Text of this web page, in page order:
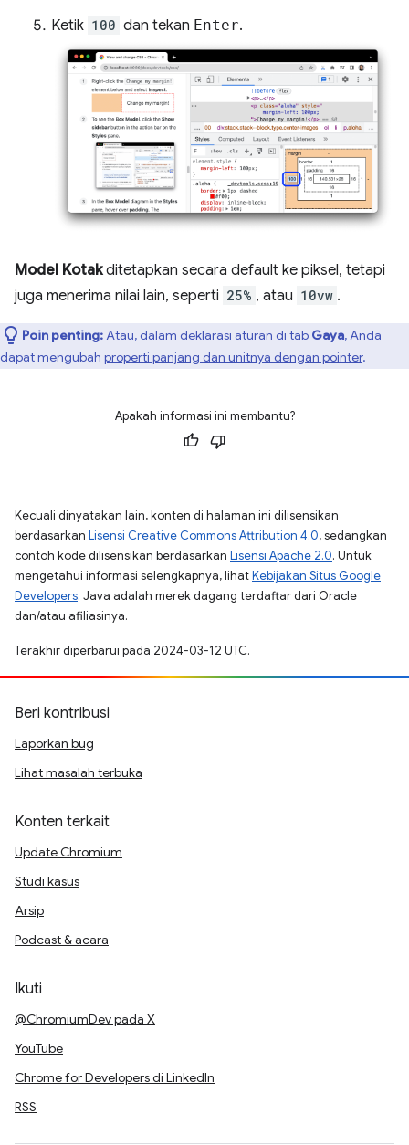
Ketik 100 dan tekan Enter.
Model Kotakditetapkan secara default ke piksel, tetapi
juga menerima nilai lain, seperti 25% , atau 10vw .
Poin penting:Atau, dalam deklarasi aturan di tab Gaya, Anda
dapat mengubah properti panjang dan unitnya dengan pointer.
Apakah informasi ini membantu?
Kecuali dinyatakan lain, konten di halaman ini dilisensikan
berdasarkan Lisensi Creative Commons Attribution 4.0, sedangkan
contoh kode dilisensikan berdasarkan Lisensi Apache 2.0. Untuk
mengetahui informasi selengkapnya, lihatKebijakan Situs Google
Developers. Java adalah merek dagang terdaftar dari Oracle
dan/atau afiliasinya.
Terakhir diperbarui pada 2024-03-12 UTC.
Beri kontribusi
Laporkan bug
Lihat masalah terbuka
Konten terkait
Update Chromium
Studi kasus
Arsip
Podcast & acara
Ikuti
@ChromiumDev pada X
YouTube
Chrome for Developers di LinkedIn
RSS